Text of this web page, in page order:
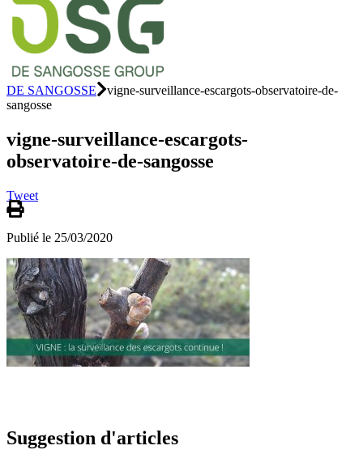
DE SANGOSSE
vigne-surveillance-escargots-observatoire-de-
sangosse
vigne-surveillance-escargots-
observatoire-de-sangosse
Tweet
Publié le 25/03/2020
Suggestion d'articles